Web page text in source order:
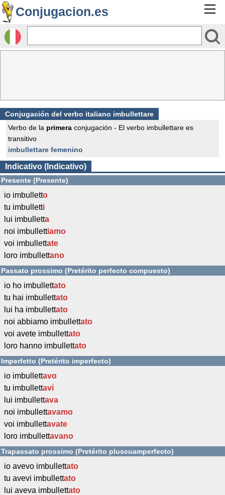
Conjugacion.es
Conjugación del verbo italiano imbullettare
Verbo de la primera conjugación - El verbo imbullettare es
transitivo
imbullettare femenino
Indicativo (Indicativo)
Presente (Presente)
io imbulletto
tu imbulletti
lui imbulletta
noi imbullettiamo
voi imbullettate
loro imbullettano
Passato prossimo (Pretérito perfecto compuesto)
io ho imbullettato
tu hai imbullettato
lui ha imbullettato
noi abbiamo imbullettato
voi avete imbullettato
loro hanno imbullettato
Imperfetto (Pretérito imperfecto)
io imbullettavo
tu imbullettavi
lui imbullettava
noi imbullettavamo
voi imbullettavate
loro imbullettavano
Trapassato prossimo (Pretérito pluscuamperfecto)
io avevo imbullettato
tu avevi imbullettato
lui aveva imbullettato